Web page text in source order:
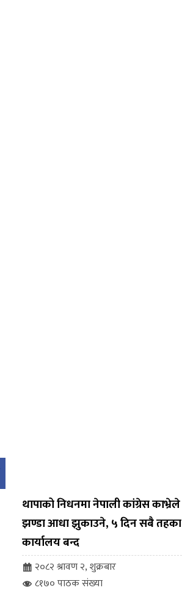
थापाको निधनमा नेपाली कांग्रेस काभ्रेले
झण्डा आधा झुकाउने, ५ दिन सबै तहका
कार्यालय बन्द
२०८२ श्रावण २, शुक्रबार
८१७० पाठक संख्या